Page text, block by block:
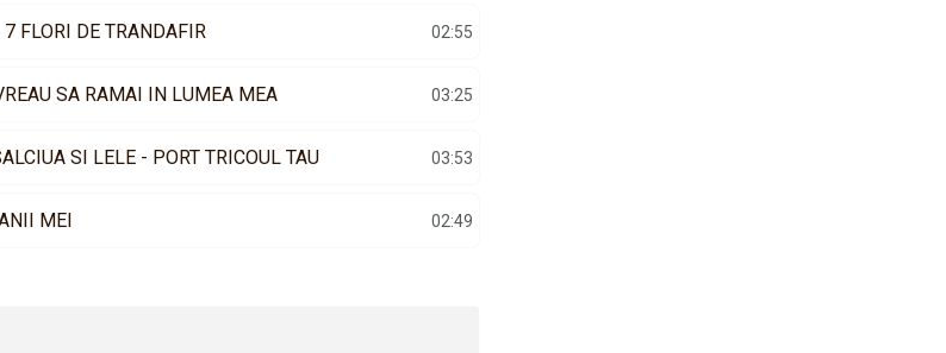
FLORI DE TRANDAFIR 02:55
SA RAMAI IN LUMEA MEA 03:25
SI LELE - PORT TRICOUL TAU 03:53
MEI 02:49